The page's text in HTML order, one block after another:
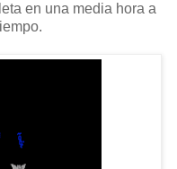
en una media hora a